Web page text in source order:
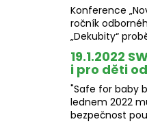
Konference
ročník
„Dekubity“
19.1.2022
i pro děti
"Safe for baby
lednem 2022
bezpečnost